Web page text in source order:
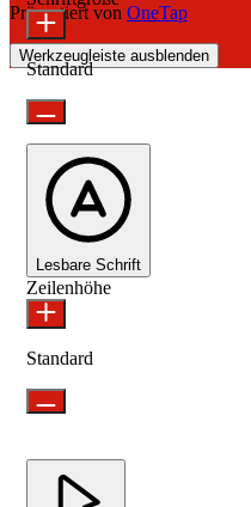
Präsentiert von OneTap
Werkzeugleiste ausblenden
Standard
Lesbare Schrift
Zeilenhöhe
Standard